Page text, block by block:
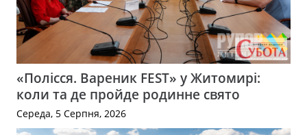
«Полісся. Вареник FEST» у Житомирі:
коли та де пройде родинне свято
Середа, 5 Серпня, 2026